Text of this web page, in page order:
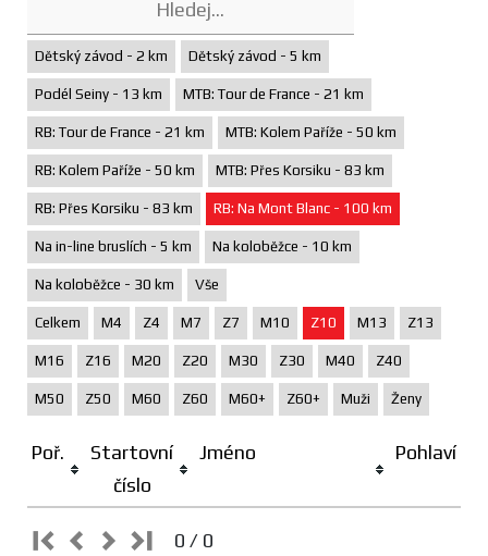
Dětský závod - 2 km Dětský závod - 5 km
Podél Seiny - 13 km MTB: Tour de France - 21 km
RB: Tour de France - 21 km MTB: Kolem Paříže - 50 km
RB: Kolem Paříže - 50 km MTB: Přes Korsiku - 83 km
RB: Přes Korsiku - 83 km RB: Na Mont Blanc - 100 km
Na in-line bruslích - 5 km Na koloběžce - 10 km
Na koloběžce - 30 km Vše
Celkem M4 Z4 M7 Z7 M10 Z10 M13 Z13
M16 Z16 M20 Z20 M30 Z30 M40 Z40
M50 Z50 M60 Z60 M60+ Z60+ Muži Ženy
Poř.
Startovní
číslo
Jméno Pohlaví
0 / 0